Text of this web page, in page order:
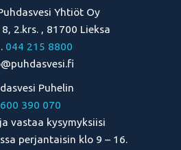
Yhtiöt Oy
2.krs. , 81700 Lieksa
044 215 8800
Puhelin
390 070
vastaa kysymyksiisi
perjantaisin klo 9 – 16.